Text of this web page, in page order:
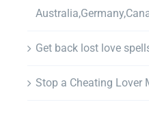
Get back lost love
Stop a Cheating Lover